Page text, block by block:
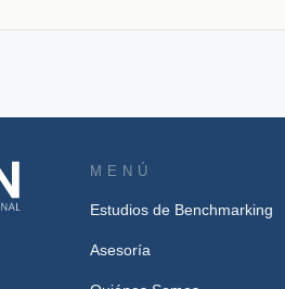
MENÚ
Estudios de Benchmarking
Asesoría